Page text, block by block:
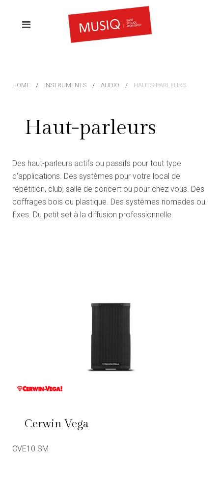
HOME INSTRUMENTS AUDIO HAUTS-PARLEURS
Haut-parleurs
Des haut-parleurs actifs ou passifs pour tout type
d'applications. Des systèmes pour votre local de
répétition, club, salle de concert ou pour chez vous. Des
coffrages bois ou plastique. Des systèmes nomades ou
fixes. Du petit set à la diffusion professionnelle.
Cerwin Vega
CVE10 SM